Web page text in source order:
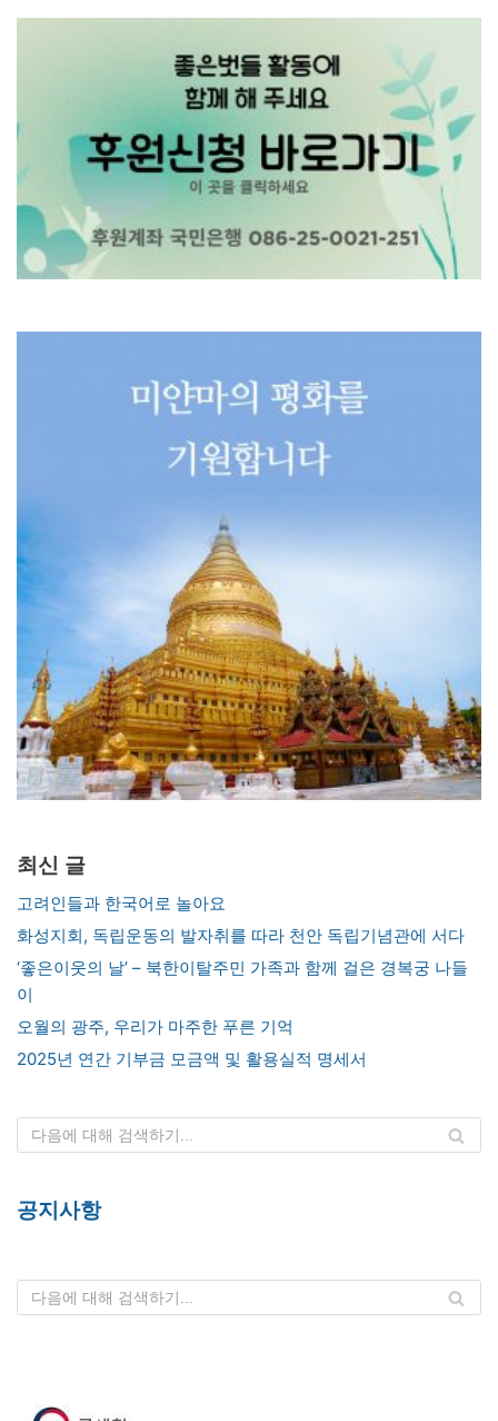
최신 글
고려인들과 한국어로 놀아요
화성지회, 독립운동의 발자취를 따라 천안 독립기념관에 서다
‘좋은이웃의 날’ – 북한이탈주민 가족과 함께 걸은 경복궁 나들
이
오월의 광주, 우리가 마주한 푸른 기억
2025년 연간 기부금 모금액 및 활용실적 명세서
공지사항